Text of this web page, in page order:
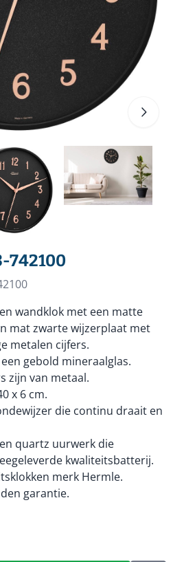
742100
wandklok met een matte
mat zwarte wijzerplaat met
metalen cijfers.
gebold mineraalglas.
zijn van metaal.
x 6 cm.
die continu draait en
quartz uurwerk die
kwaliteitsbatterij.
merk Hermle.
garantie.